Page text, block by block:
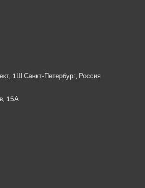
1Ш Санкт-Петербург, Россия
15А